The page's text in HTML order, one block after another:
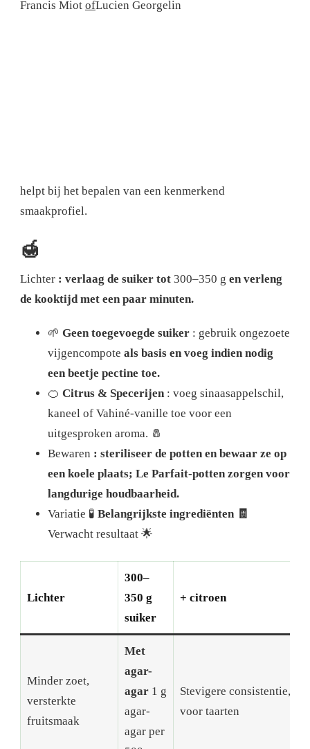
Francis Miot ofLucien Georgelin
helpt bij het bepalen van een kenmerkend
smaakprofiel.
🍯
Lichter : verlaag de suiker tot 300–350 g en verleng
de kooktijd met een paar minuten.
🌱 Geen toegevoegde suiker : gebruik ongezoete
vijgencompote als basis en voeg indien nodig
een beetje pectine toe.
🍊 Citrus & Specerijen: voeg sinaasappelschil,
kaneel of Vahiné-vanille toe voor een
uitgesproken aroma. 🧂
Bewaren : steriliseer de potten en bewaar ze op
een koele plaats; Le Parfait-potten zorgen voor
langdurige houdbaarheid.
Variatie 🧪 Belangrijkste ingrediënten 🧾
Verwacht resultaat 🌟
Lichter
300–
350 g
suiker
+ citroen
Minder zoet,
versterkte
fruitsmaak
Met
agar-
agar1 g
agar-
agar per
Stevigere consistentie,
voor taarten